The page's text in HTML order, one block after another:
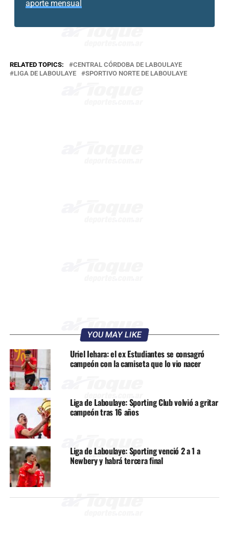
aporte mensual
RELATED TOPICS:
CENTRAL CÓRDOBA DE LABOULAYE
LIGA DE LABOULAYE
SPORTIVO NORTE DE LABOULAYE
YOU MAY LIKE
Uriel Iehara: el ex Estudiantes se consagró
campeón con la camiseta que lo vio nacer
Liga de Laboulaye: Sporting Club volvió a gritar
campeón tras 16 años
Liga de Laboulaye: Sporting venció 2 a 1 a
Newbery y habrá tercera final